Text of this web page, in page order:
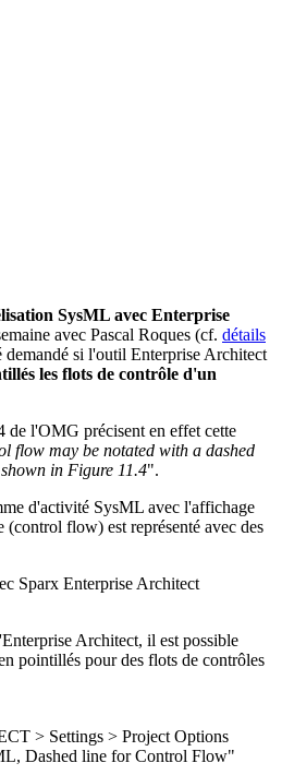
SysML avec Enterprise
avec Pascal Roques (cf. détails
demandé si l'outil Enterprise Architect
les flots de contrôle d'un
de l'OMG précisent en effet cette
flow may be notated with a dashed
in Figure 11.4".
d'activité SysML avec l'affichage
flow) est représenté avec des
Architect, il est possible
pointillés pour des flots de contrôles
> Settings > Project Options
Dashed line for Control Flow"